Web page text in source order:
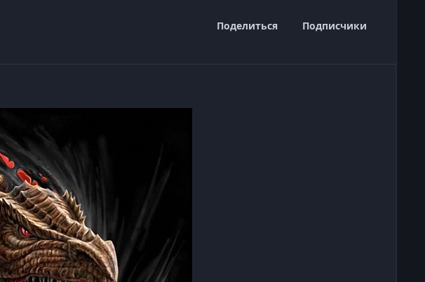
Поделиться Подписчики